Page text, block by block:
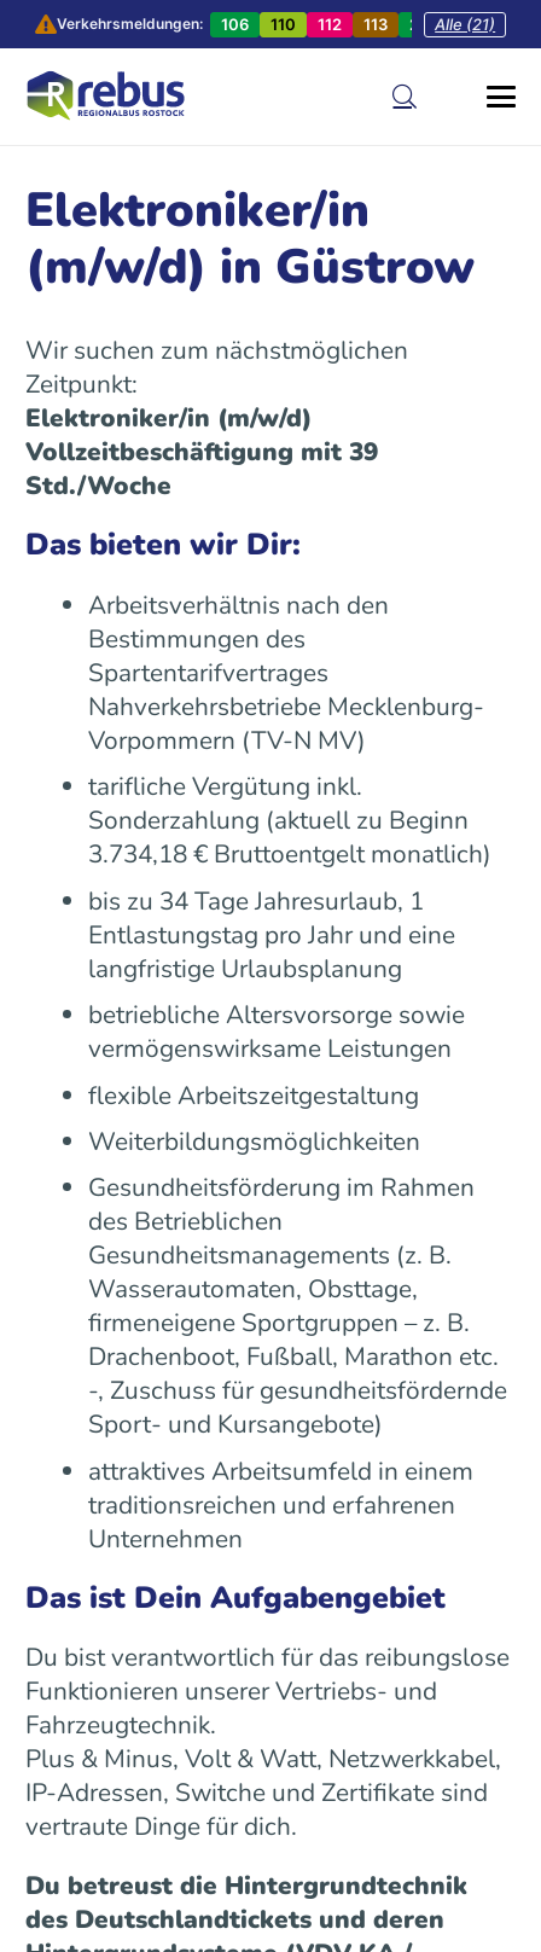
Verkehrsmeldungen: 106 110 112 113 201 202
Alle (21)
Elektroniker/in
(m/w/d) in Güstrow
Wir suchen zum nächstmöglichen
Zeitpunkt:
Elektroniker/in (m/w/d)
Vollzeitbeschäftigung mit 39
Std./Woche
Das bieten wir Dir:
Arbeitsverhältnis nach den
Bestimmungen des
Spartentarifvertrages
Nahverkehrsbetriebe Mecklenburg-
Vorpommern (TV-N MV)
tarifliche Vergütung inkl.
Sonderzahlung (aktuell zu Beginn
3.734,18 € Bruttoentgelt monatlich)
bis zu 34 Tage Jahresurlaub, 1
Entlastungstag pro Jahr und eine
langfristige Urlaubsplanung
betriebliche Altersvorsorge sowie
vermögenswirksame Leistungen
flexible Arbeitszeitgestaltung
Weiterbildungsmöglichkeiten
Gesundheitsförderung im Rahmen
des Betrieblichen
Gesundheitsmanagements (z. B.
Wasserautomaten, Obsttage,
firmeneigene Sportgruppen – z. B.
Drachenboot, Fußball, Marathon etc.
-, Zuschuss für gesundheitsfördernde
Sport- und Kursangebote)
attraktives Arbeitsumfeld in einem
traditionsreichen und erfahrenen
Unternehmen
Das ist Dein Aufgabengebiet
Du bist verantwortlich für das reibungslose
Funktionieren unserer Vertriebs- und
Fahrzeugtechnik.
Plus & Minus, Volt & Watt, Netzwerkkabel,
IP-Adressen, Switche und Zertifikate sind
vertraute Dinge für dich.
Du betreust die Hintergrundtechnik
des Deutschlandtickets und deren